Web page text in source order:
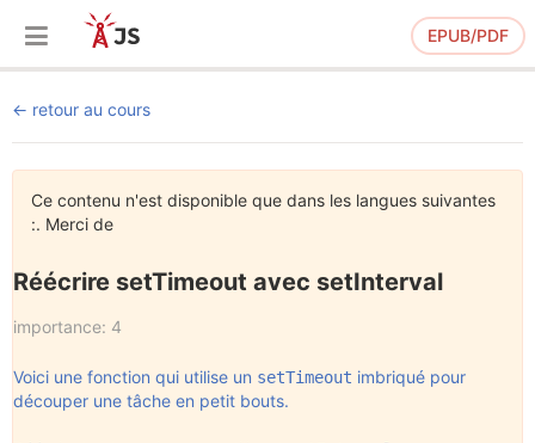
EPUB/PDF
retour au cours
Ce contenu n'est disponible que dans les langues suivantes
:. Merci de
Réécrire setTimeout avec setInterval
importance: 4
Voici une fonction qui utilise un setTimeout imbriqué pour
découper une tâche en petit bouts.